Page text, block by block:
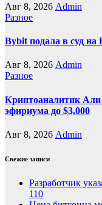
Авг 8, 2026 Admin
Разное
Bybit подала в суд
Авг 8, 2026 Admin
Разное
Криптоаналитик Али
эфириума до $3,000
Авг 8, 2026 Admin
Свежие записи
Разработчик
110